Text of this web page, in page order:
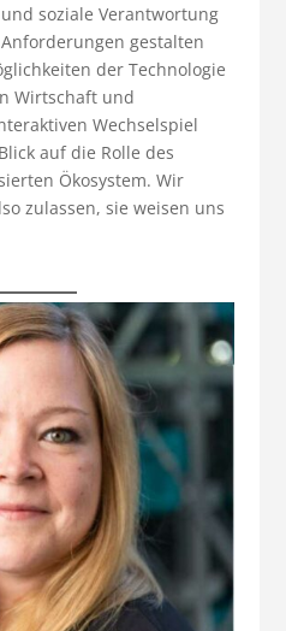
soziale Verantwortung
gestalten
der Technologie
Wirtschaft und
Wechselspiel
auf die Rolle des
Ökosystem. Wir
zulassen, sie weisen uns